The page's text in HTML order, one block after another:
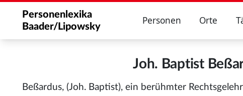
Personenlexika
Baader/Lipowsky
Personen Orte
Joh. Baptist
Beßardus, (Joh. Baptist), ein berühmter